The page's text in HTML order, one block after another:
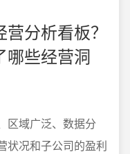
分析看板？
哪些经营洞
区域广泛、数据分
状况和子公司的盈利